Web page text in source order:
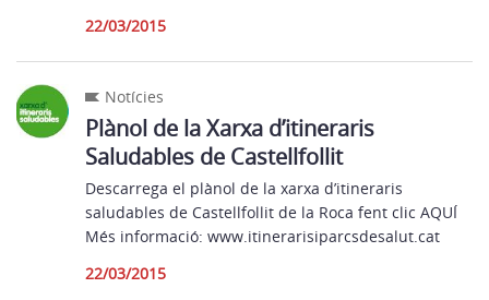
22/03/2015
Notícies
Plànol de la Xarxa d’itineraris
Saludables de Castellfollit
Descarrega el plànol de la xarxa d’itineraris
saludables de Castellfollit de la Roca fent clic AQUÍ
Més informació: www.itinerarisiparcsdesalut.cat
22/03/2015